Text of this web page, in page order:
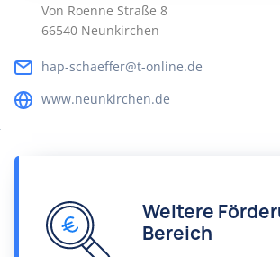
Von Roenne Straße 8
66540 Neunkirchen
hap-schaeffer@t-online.de
www.neunkirchen.de
Weitere
Bereich